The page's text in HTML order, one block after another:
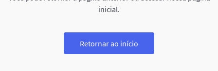
inicial.
Retornar ao início